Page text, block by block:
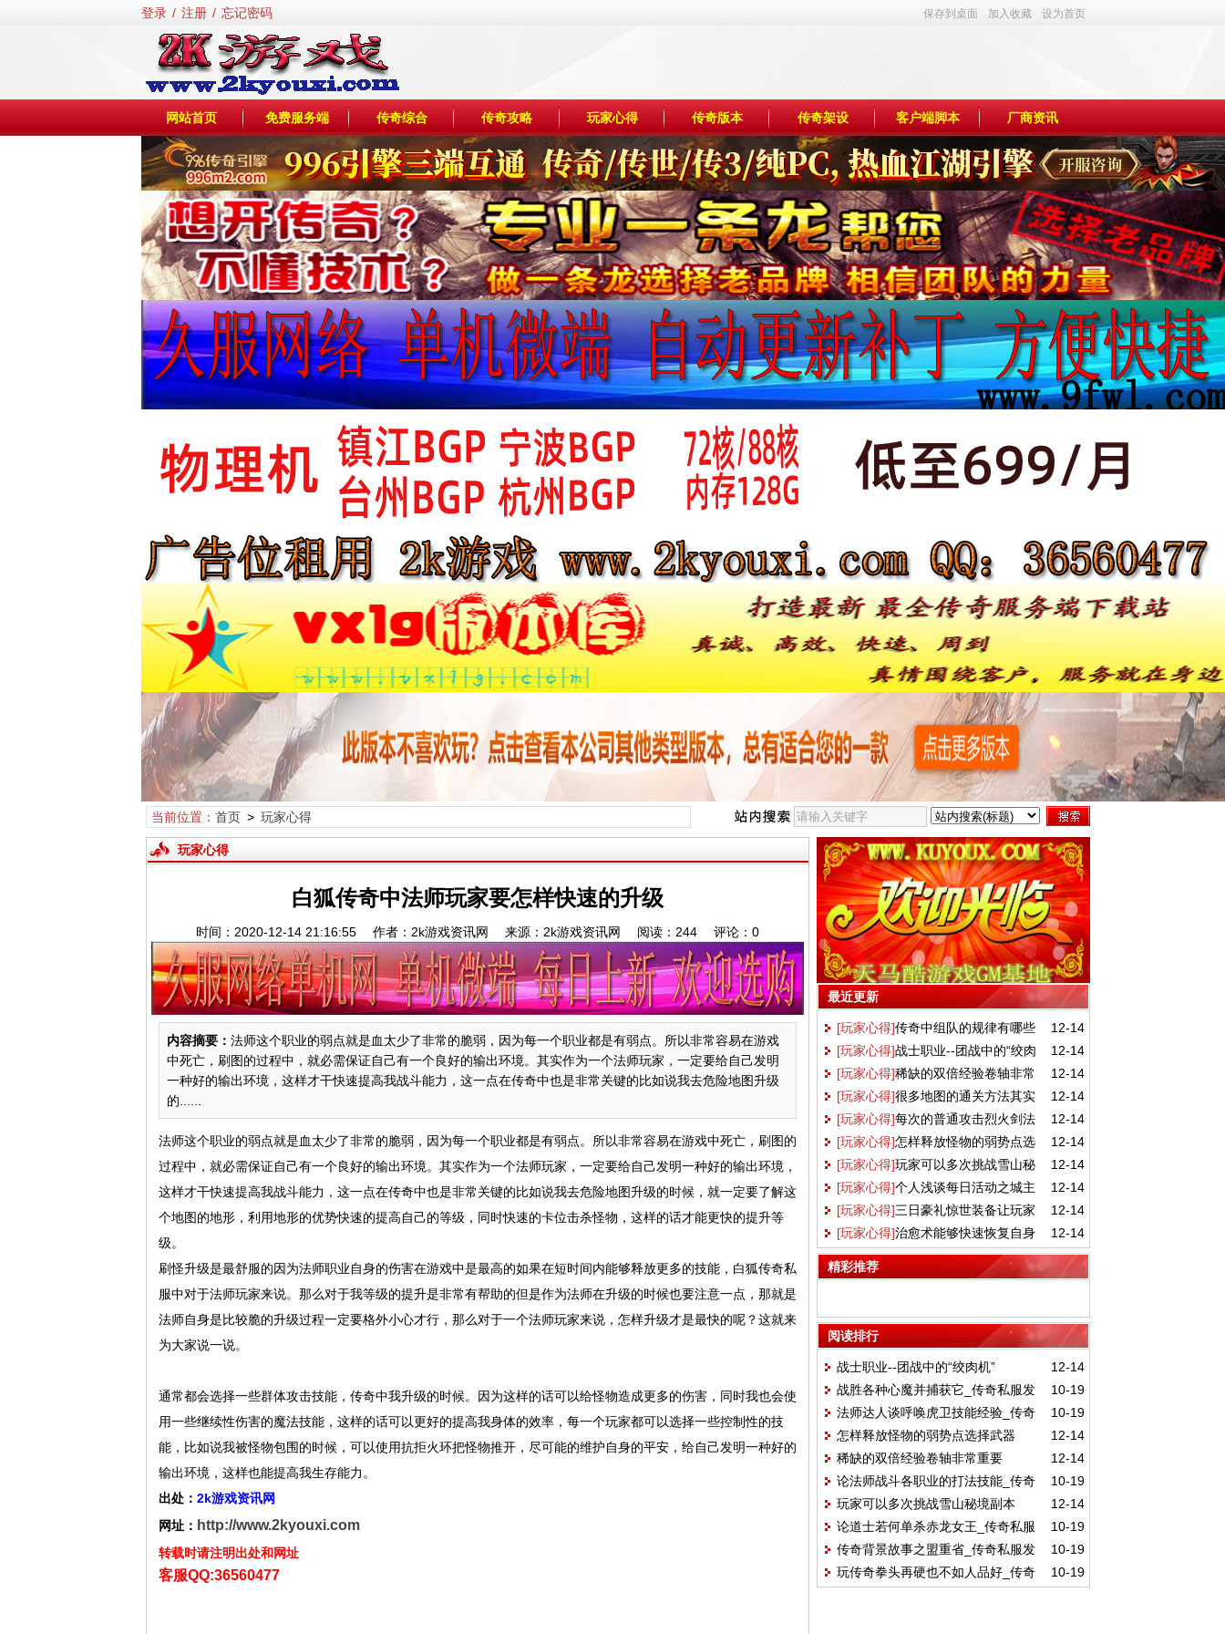
登录 / 注册 / 忘记密码 保存到桌面 加入收藏 设为首页
网站首页 免费服务端 传奇综合 传奇攻略 玩家心得 传奇版本 传奇架设 客户端脚本 厂商资讯
当前位置： 首页 > 玩家心得
玩家心得
白狐传奇中法师玩家要怎样快速的升级
时间：2020-12-14 21:16:55 作者：2k游戏资讯网 来源：2k游戏资讯网 阅读： 244 评论： 0
内容摘要： 法师这个职业的弱点就是血太少了非常的脆弱，因为每一个职业都是有弱点。所以非常容易在游戏
中死亡，刷图的过程中，就必需保证自己有一个良好的输出环境。其实作为一个法师玩家，一定要给自己发明
一种好的输出环境，这样才干快速提高我战斗能力，这一点在传奇中也是非常关键的比如说我去危险地图升级
的......
法师这个职业的弱点就是血太少了非常的脆弱，因为每一个职业都是有弱点。所以非常容易在游戏中死亡，刷图的
过程中，就必需保证自己有一个良好的输出环境。其实作为一个法师玩家，一定要给自己发明一种好的输出环境，
这样才干快速提高我战斗能力，这一点在传奇中也是非常关键的比如说我去危险地图升级的时候，就一定要了解这
个地图的地形，利用地形的优势快速的提高自己的等级，同时快速的卡位击杀怪物，这样的话才能更快的提升等
级。
刷怪升级是最舒服的因为法师职业自身的伤害在游戏中是最高的如果在短时间内能够释放更多的技能，白狐传奇私
服中对于法师玩家来说。那么对于我等级的提升是非常有帮助的但是作为法师在升级的时候也要注意一点，那就是
法师自身是比较脆的升级过程一定要格外小心才行，那么对于一个法师玩家来说，怎样升级才是最快的呢？这就来
为大家说一说。
通常都会选择一些群体攻击技能，传奇中我升级的时候。因为这样的话可以给怪物造成更多的伤害，同时我也会使
用一些继续性伤害的魔法技能，这样的话可以更好的提高我身体的效率，每一个玩家都可以选择一些控制性的技
能，比如说我被怪物包围的时候，可以使用抗拒火环把怪物推开，尽可能的维护自身的平安，给自己发明一种好的
输出环境，这样也能提高我生存能力。
出处： 2k游戏资讯网
网址： http://www.2kyouxi.com
转载时请注明出处和网址
客服QQ:36560477
最近更新
12-14
[玩家心得]传奇中组队的规律有哪些
12-14
[玩家心得]战士职业--团战中的“绞肉
机”
12-14
[玩家心得]稀缺的双倍经验卷轴非常
重要
12-14
[玩家心得]很多地图的通关方法其实
不相同
12-14
[玩家心得]每次的普通攻击烈火剑法
都可以使用
12-14
[玩家心得]怎样释放怪物的弱势点选
择武器
12-14
[玩家心得]玩家可以多次挑战雪山秘
境副本
12-14
[玩家心得]个人浅谈每日活动之城主
之刃
12-14
[玩家心得]三日豪礼惊世装备让玩家
拿不停
12-14
[玩家心得]治愈术能够快速恢复自身
生命值
精彩推荐
阅读排行
12-14
战士职业--团战中的“绞肉机”
10-19
战胜各种心魔并捕获它_传奇私服发
布网_最大传奇私服平台_新开传奇网站发布
_2kyouxi.Com
10-19
法师达人谈呼唤虎卫技能经验_传奇
私服发布网_最大传奇私服平台_新开传奇网
站发布_2kyouxi.Com
12-14
怎样释放怪物的弱势点选择武器
12-14
稀缺的双倍经验卷轴非常重要
10-19
论法师战斗各职业的打法技能_传奇
私服发布网_最大传奇私服平台_新开传奇网
站发布_2kyouxi.Com
12-14
玩家可以多次挑战雪山秘境副本
10-19
论道士若何单杀赤龙女王_传奇私服
发布网_最大传奇私服平台_新开传奇网站发
布_2kyouxi.Com
10-19
传奇背景故事之盟重省_传奇私服发
布网_最大传奇私服平台_新开传奇网站发布
10-19
玩传奇拳头再硬也不如人品好_传奇